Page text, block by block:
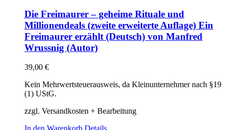
Die Freimaurer – geheime Rituale und
Millionendeals (zweite erweiterte Auflage) Ein
Freimaurer erzählt (Deutsch) von Manfred
Wrussnig (Autor)
39,00 €
Kein Mehrwertsteuerausweis, da Kleinunternehmer nach §19
(1) UStG.
zzgl. Versandkosten + Bearbeitung